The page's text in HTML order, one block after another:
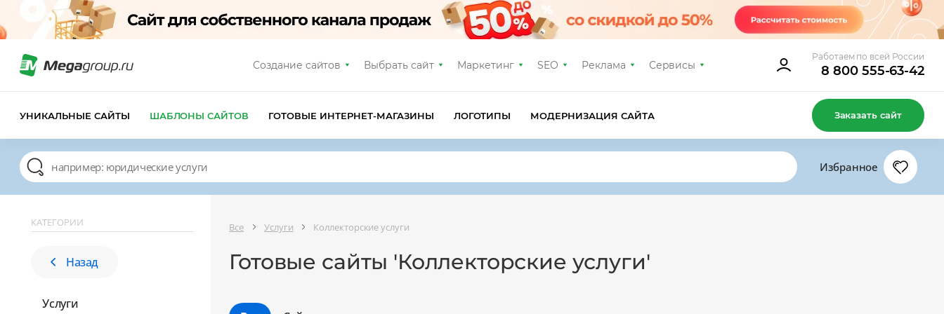
Создание сайтов Выбрать сайт Маркетинг SEO Реклама Сервисы
Работаем по всей России
8 800 555-63-42
УНИКАЛЬНЫЕ САЙТЫ ШАБЛОНЫ САЙТОВ ГОТОВЫЕ ИНТЕРНЕТ-МАГАЗИНЫ ЛОГОТИПЫ МОДЕРНИЗАЦИЯ САЙТА Заказать сайт
Избранное
КАТЕГОРИИ
Назад
Услуги
Все Услуги Коллекторские услуги
Готовые сайты 'Коллекторские услуги'